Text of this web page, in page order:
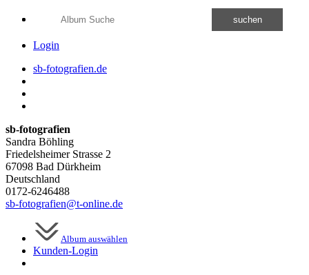
suchen
Login
sb-fotografien.de
sb-fotografien
Sandra Böhling
Friedelsheimer Strasse 2
67098 Bad Dürkheim
Deutschland
0172-6246488
sb-fotografien@t-online.de
Album auswählen
Kunden-Login